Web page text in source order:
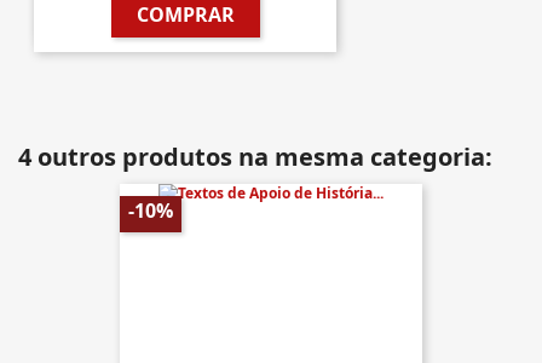
COMPRAR
4 outros produtos na mesma categoria:
-10%